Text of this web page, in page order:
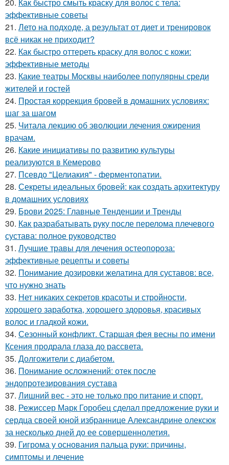
20. Как быстро смыть краску для волос с тела:
эффективные советы
21. Лето на подходе, а результат от диет и тренировок
всё никак не приходит?
22. Как быстро оттереть краску для волос с кожи:
эффективные методы
23. Какие театры Москвы наиболее популярны среди
жителей и гостей
24. Простая коррекция бровей в домашних условиях:
шаг за шагом
25. Читала лекцию об эволюции лечения ожирения
врачам.
26. Какие инициативы по развитию культуры
реализуются в Кемерово
27. Псевдо "Целиакия" - ферментопатии.
28. Секреты идеальных бровей: как создать архитектуру
в домашних условиях
29. Брови 2025: Главные Тенденции и Тренды
30. Как разрабатывать руку после перелома плечевого
сустава: полное руководство
31. Лучшие травы для лечения остеопороза:
эффективные рецепты и советы
32. Понимание дозировки желатина для суставов: все,
что нужно знать
33. Нет никаких секретов красоты и стройности,
хорошего заработка, хорошего здоровья, красивых
волос и гладкой кожи.
34. Сезонный конфликт. Старшая фея весны по имени
Ксения продрала глаза до рассвета.
35. Долгожители с диабетом.
36. Понимание осложнений: отек после
эндопротезирования сустава
37. Лишний вес - это не только про питание и спорт.
38. Режиссер Марк Горобец сделал предложение руки и
сердца своей юной избраннице Александрине олексюк
за несколько дней до ее совершеннолетия.
39. Гигрома у основания пальца руки: причины,
симптомы и лечение